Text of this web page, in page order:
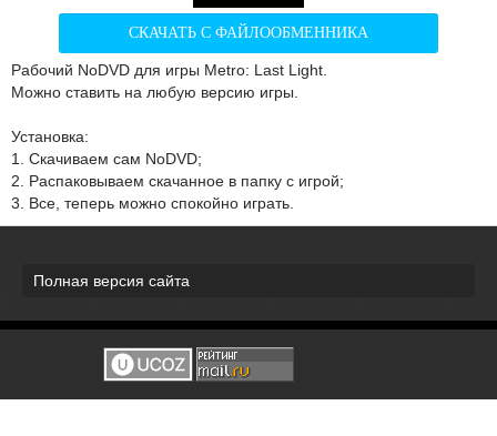
СКАЧАТЬ С ФАЙЛООБМЕННИКА
Рабочий NoDVD для игры Metro: Last Light.
Можно ставить на любую версию игры.
Установка:
1. Скачиваем сам NoDVD;
2. Распаковываем скачанное в папку с игрой;
3. Все, теперь можно спокойно играть.
Полная версия сайта